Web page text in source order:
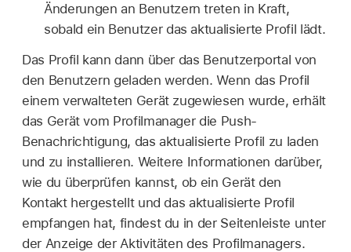
Änderungen an Benutzern treten in Kraft,
sobald ein Benutzer das aktualisierte Profil lädt.
Das Profil kann dann über das Benutzerportal von
den Benutzern geladen werden. Wenn das Profil
einem verwalteten Gerät zugewiesen wurde, erhält
das Gerät vom Profilmanager die Push-
Benachrichtigung, das aktualisierte Profil zu laden
und zu installieren. Weitere Informationen darüber,
wie du überprüfen kannst, ob ein Gerät den
Kontakt hergestellt und das aktualisierte Profil
empfangen hat, findest du in der Seitenleiste unter
der Anzeige der Aktivitäten des Profilmanagers.